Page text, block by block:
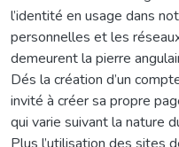
l’identité en usage dans
personnelles et les
demeurent la pierre
Dés la création d’un
invité à créer sa propre
qui varie suivant la nature